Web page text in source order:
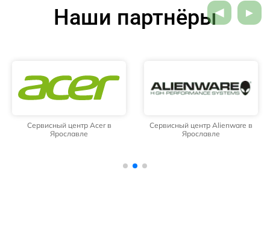
Наши партнёры
Сервисный центр Acer в
Ярославле
Сервисный центр Alienware в
Ярославле